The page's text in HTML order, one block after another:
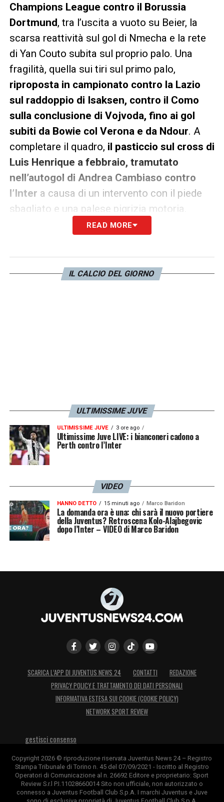
Champions League contro il Borussia
Dortmund, tra l’uscita a vuoto su Beier, la
scarsa reattività sul gol di Nmecha e la rete
di Yan Couto subita sul proprio palo. Una
fragilità, quella sui tiri sul primo palo,
riproposta in campionato contro la Lazio
sul raddoppio di Isaksen, contro il Como
sulla conclusione di Vojvoda, fino ai gol
subiti da Bowie col Verona e da Ndour. A
completare il quadro, il pasticcio sul cross di
Luis Henrique a febbraio, tramutato
nell’autogol di Andrea Cambiaso contro
l’Inter a causa di un intervento con il piede
sbagliato e una palese pigrizia motoria.
Il peso delle sue incertezze è quantificabile:
pareggiati a causa di suoi evidenti svarioni (i
ko con Fiorentina e Como, i pareggi con
minuti e la certezza di un imminente
ridimensionamento.
Le pagelle di Di Gregorio con la
Fiorentina
GAZZETTA DELLO SPORT, 4 –Rivisto da
dietro, il tiro di Ndour era di quelli da non far
paura: Digre non oppone resistenza.
CORRIERE DELLO SPORT, 5 –
gol balordo e decisivo. Mandragora lo
TUTTOSPORT, 3 –Fedele a una logica
primo tiro. E, anche stavolta, ci ha messo
di giocare davanti ai propri tifosi.
LA PLAYLIST DELLE NOSTRE TOP NEWS
READ MORE
IL CALCIO DEL GIORNO
ULTIMISSIME JUVE
ULTIMISSIME JUVE 3 ore ago
Ultimissime Juve LIVE: i bianconeri cadono a
Perth contro l’Inter
VIDEO
HANNO DETTO 15 minuti ago Marco Baridon
La domanda ora è una: chi sarà il nuovo portiere
della Juventus? Retroscena Kolo-Alajbegovic
dopo l’Inter – VIDEO di Marco Baridon
SCARICA L’APP DI JUVENTUS NEWS 24 CONTATTI
REDAZIONE
PRIVACY POLICY E TRATTAMENTO DEI DATI PERSONALI
INFORMATIVA ESTESA SUI COOKIE (COOKIE POLICY)
NETWORK SPORT REVIEW
gestisci consenso
Copyright 2026 © riproduzione riservata Juventus News 24 – Registro
Stampa Tribunale di Torino n. 45 del 07/09/2021 - Iscritto al Registro
Operatori di Comunicazione al n. 26692 Editore e proprietario: Sport
Review S.r.l P.I.11028660014 Sito non ufficiale, non autorizzato o
connesso a Juventus Football Club S.p.A. I marchi Juventus e Juve